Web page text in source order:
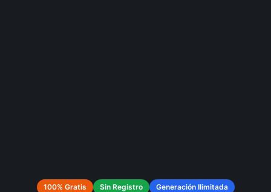
100% Gratis Sin Registro
Generación Ilimitada